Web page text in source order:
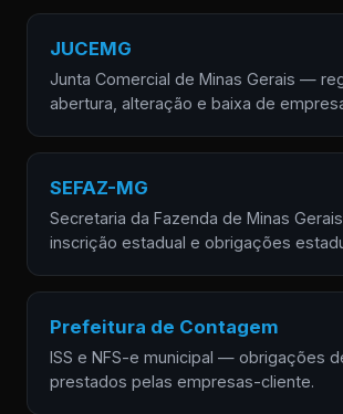
JUCEMG
Junta Comercial de Minas Gerais —
abertura, alteração e baixa de
SEFAZ-MG
Secretaria da Fazenda de Minas
inscrição estadual e obrigações
Prefeitura de Contagem
ISS e NFS-e municipal — obrigações
prestados pelas empresas-cliente.